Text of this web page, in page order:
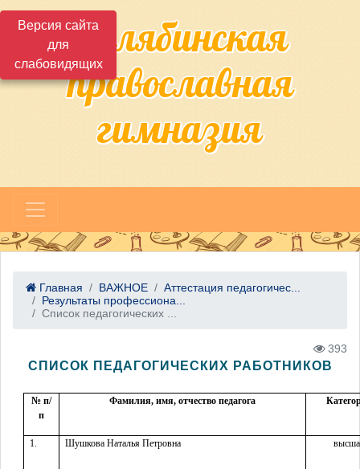
Версия сайта
для
слабовидящихЧелябинская
православная
гимназия
Главная ВАЖНОЕ
Аттестация педагогичес...
Результаты профессиона...
Список педагогических ...
393
СПИСОК ПЕДАГОГИЧЕСКИХ РАБОТНИКОВ
№ п/
п
Фамилия, имя, отчество педагога
1. Шушкова Наталья Петровна